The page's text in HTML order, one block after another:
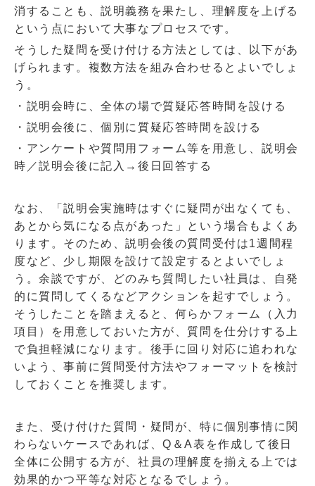
消することも、説明義務を果たし、理解度を上げる
という点において大事なプロセスです。
そうした疑問を受け付ける方法としては、以下があ
げられます。複数方法を組み合わせるとよいでしょ
う。
・説明会時に、全体の場で質疑応答時間を設ける
・説明会後に、個別に質疑応答時間を設ける
・アンケートや質問用フォーム等を用意し、説明会
時／説明会後に記入→後日回答する
なお、「説明会実施時はすぐに疑問が出なくても、
あとから気になる点があった」という場合もよくあ
ります。そのため、説明会後の質問受付は1週間程
度など、少し期限を設けて設定するとよいでしょ
う。余談ですが、どのみち質問したい社員は、自発
的に質問してくるなどアクションを起すでしょう。
そうしたことを踏まえると、何らかフォーム（入力
項目）を用意しておいた方が、質問を仕分けする上
で負担軽減になります。後手に回り対応に追われな
いよう、事前に質問受付方法やフォーマットを検討
しておくことを推奨します。
また、受け付けた質問・疑問が、特に個別事情に関
わらないケースであれば、Q ＆A表を作成して後日
全体に公開する方が、社員の理解度を揃える上では
効果的かつ平等な対応となるでしょう。